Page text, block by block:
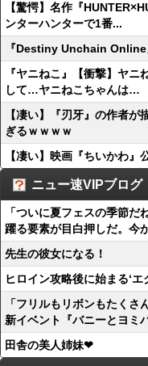
【驚愕】名作『
ンターハンターで1番...
『Destiny Unchain Online
『ヤニねこ』【衝撃】ヤ
して…ヤニねこちゃんは…
【凄い】『刃牙』の作者
ぎるｗｗｗｗ
【凄い】映画『ちいかわ』
ニュー速VIPブログ
「ついに夏フェスの季節
躍る要素が目白押しだ。今
先生の彼女になる！
ヒロイン攻略後に始まる‘エ
「フリルもリボンもたくさ
新イベント『バニーとヨミ
田舎の美人姉妹❤